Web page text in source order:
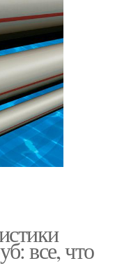
все, что